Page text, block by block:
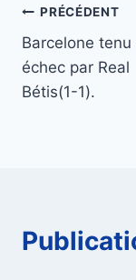
de
l’article
PRÉCÉDENT
Barcelone tenu
échec par Real
Bétis(1-1).